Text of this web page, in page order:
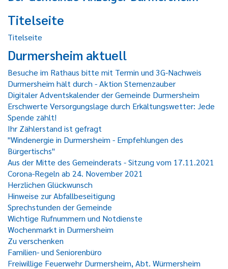
Titelseite
Titelseite
Durmersheim aktuell
Besuche im Rathaus bitte mit Termin und 3G-Nachweis
Durmersheim hält durch - Aktion Sternenzauber
Digitaler Adventskalender der Gemeinde Durmersheim
Erschwerte Versorgungslage durch Erkältungswetter: Jede
Spende zählt!
Ihr Zählerstand ist gefragt
"Windenergie in Durmersheim - Empfehlungen des
Bürgertischs"
Aus der Mitte des Gemeinderats - Sitzung vom 17.11.2021
Corona-Regeln ab 24. November 2021
Herzlichen Glückwunsch
Hinweise zur Abfallbeseitigung
Sprechstunden der Gemeinde
Wichtige Rufnummern und Notdienste
Wochenmarkt in Durmersheim
Zu verschenken
Familien- und Seniorenbüro
Freiwillige Feuerwehr Durmersheim, Abt. Würmersheim